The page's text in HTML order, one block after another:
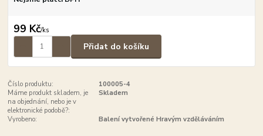
99 Kč/ks
Přidat do košíku
Číslo produktu:
100005-4
Máme produkt skladem, je
na objednání, nebo je v
elektronické podobě?:
Skladem
Vyrobeno: Balení vytvořené Hravým vzděláváním